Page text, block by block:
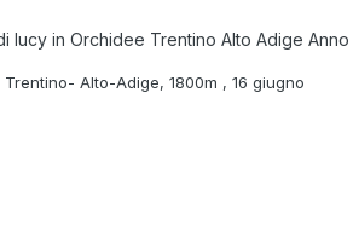
lucy in Orchidee Trentino Alto Adige Anno
Alto-Adige, 1800m , 16 giugno